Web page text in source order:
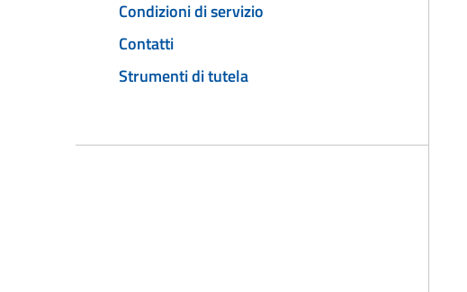
Condizioni di servizio
Contatti
Strumenti di tutela